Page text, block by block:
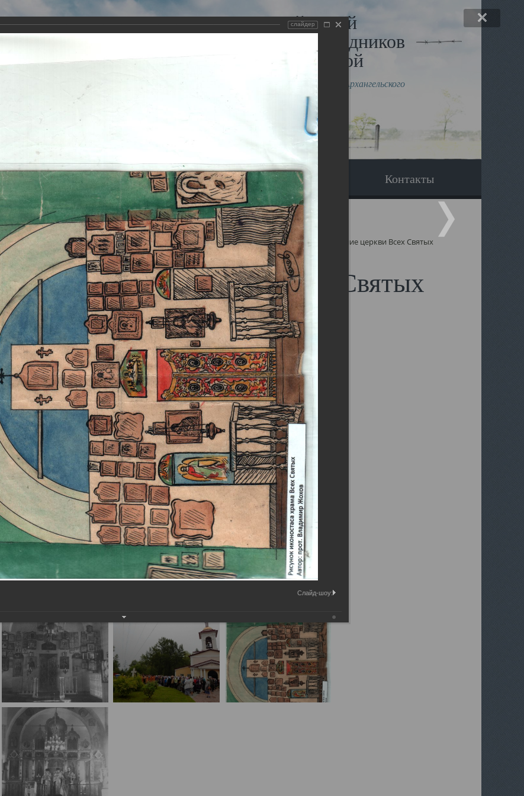
Виртуальный музей
Новомучеников и исповедников
Земли Архангельской
Сайт создан по благословлению митрополита Архангельского
и Холмогорского Даниила
Наследники Галерея Вопрос-ответ Контакты
Главная Галерея Храмы-мученики Архангельска Храм Всех Святых Восстановление церкви Всех Святых
Восстановление церкви Всех Святых
Восстановление церкви Всех Святых
19.05.2016
Все снимки - из архива воскресной школы церкви Всех Святых.
слайдер
Слайд-шоу: